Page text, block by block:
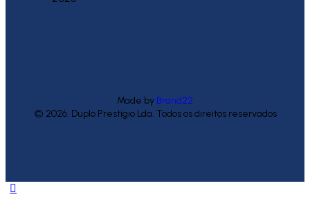
Made by Brand22
© 2026. Duplo Prestígio Lda. Todos os direitos reservados